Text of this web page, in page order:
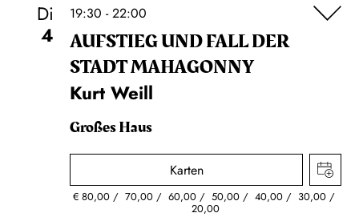
Di
4
19:30 - 22:00
AUFSTIEG UND FALL DER
STADT MAHAGONNY
Kurt Weill
Großes Haus
Karten
€80,00 70,00 60,00 50,00 40,00 30,00
20,00